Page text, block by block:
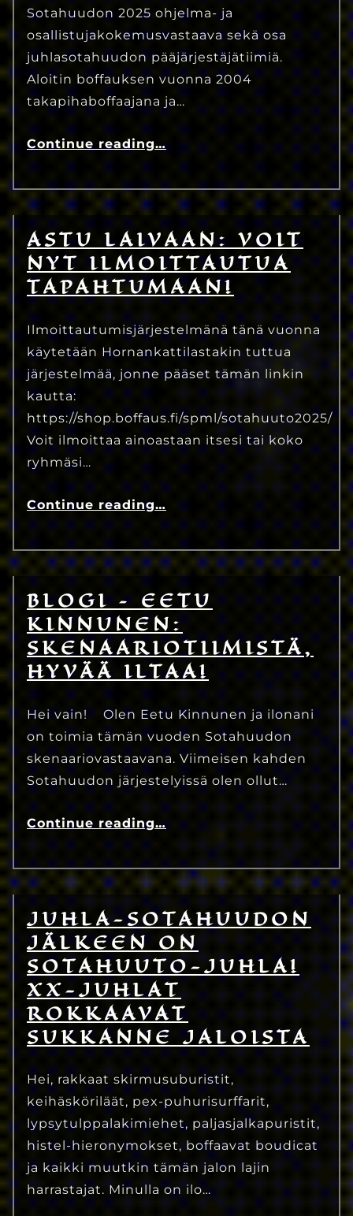
Sotahuudon 2025 ohjelma- ja
osallistujakokemusvastaava sekä osa
juhlasotahuudon pääjärjestäjätiimiä.
Aloitin boffauksen vuonna 2004
takapihaboffaajana ja…
Continue reading…
ASTU LAIVAAN: VOIT
NYT ILMOITTAUTUA
TAPAHTUMAAN!
Ilmoittautumisjärjestelmänä tänä vuonna
käytetään Hornankattilastakin tuttua
järjestelmää, jonne pääset tämän linkin
kautta:
https://shop.boffaus.fi/spml/sotahuuto2025/
Voit ilmoittaa ainoastaan itsesi tai koko
ryhmäsi…
Continue reading…
1.6.2025
Eetu Kinnunen
BLOGI – EETU
KINNUNEN:
SKENAARIOTIIMISTÄ,
HYVÄÄ ILTAA!
Hei vain! Olen Eetu Kinnunen ja ilonani
on toimia tämän vuoden Sotahuudon
skenaariovastaavana. Viimeisen kahden
Sotahuudon järjestelyissä olen ollut…
Continue reading…
12.5.2025
Eetu Kinnunen
JUHLA-SOTAHUUDON
JÄLKEEN ON
SOTAHUUTO-JUHLA!
XX-JUHLAT
ROKKAAVAT
SUKKANNE JALOISTA
Hei, rakkaat skirmusuburistit,
keihäsköriläät, pex-puhurisurffarit,
lypsytulppalakimiehet, paljasjalkapuristit,
histel-hieronymokset, boffaavat boudicat
ja kaikki muutkin tämän jalon lajin
harrastajat. Minulla on ilo…
3.4.2025
Eetu Kinnunen